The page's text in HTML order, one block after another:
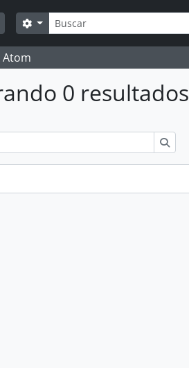
Buscar
Opções de busca
Atom
0 resultados